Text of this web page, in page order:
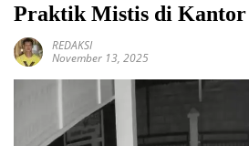
Praktik Mistis di Kantor
REDAKSI
November 13, 2025